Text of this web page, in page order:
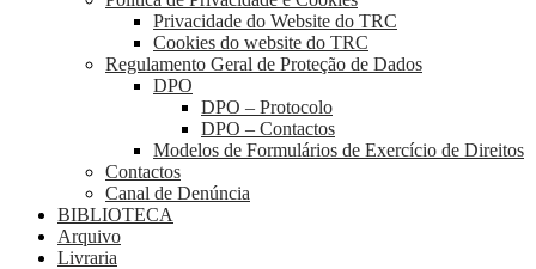
Privacidade do Website do TRC
Cookies do website do TRC
Regulamento Geral de Proteção de Dados
DPO
DPO – Protocolo
DPO – Contactos
Modelos de Formulários de Exercício de Direitos
Contactos
Canal de Denúncia
BIBLIOTECA
Arquivo
Livraria